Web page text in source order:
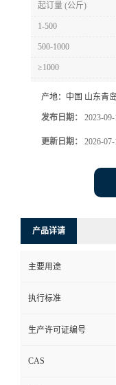
起订量 (公斤)
1-500
500-1000
≥1000
产地： 中国 山东青岛
发布日期： 2023-09-
更新日期： 2026-07-
产品详请
主要用途
执行标准
生产许可证编号
CAS